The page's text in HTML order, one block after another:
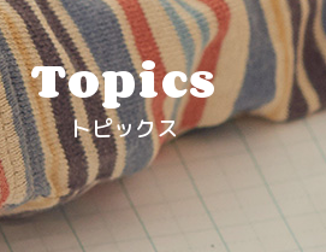
Topics
トピックス